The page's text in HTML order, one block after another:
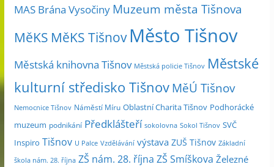
s
í
e
MAS Brána Vysočiny Muzeum města Tišnova
MěKS MěKS Tišnov Město Tišnov
Městská knihovna Tišnov Městská policie Tišnov Městské
kulturní středisko Tišnov MěÚ Tišnov
Nemocnice Tišnov Náměstí Míru Oblastní Charita Tišnov Podhorácké
muzeum podnikání Předklášteří sokolovna Sokol Tišnov SVČ
Inspiro Tišnov U Palce Vzdělávání výstava ZUŠ Tišnov Základní
škola nám. 28. října ZŠ nám. 28. října ZŠ Smíškova Železné